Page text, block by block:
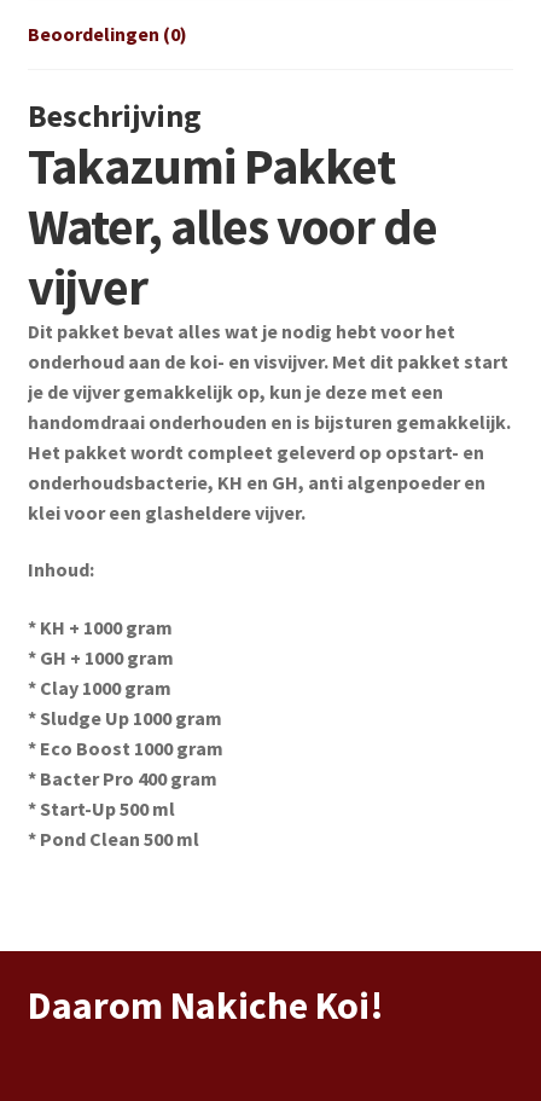
Beoordelingen (0)
Beschrijving
Takazumi Pakket
Water, alles voor de
vijver
Dit pakket bevat alles wat je nodig hebt voor het
onderhoud aan de koi- en visvijver. Met dit pakket start
je de vijver gemakkelijk op, kun je deze met een
handomdraai onderhouden en is bijsturen gemakkelijk.
Het pakket wordt compleet geleverd op opstart- en
onderhoudsbacterie, KH en GH, anti algenpoeder en
klei voor een glasheldere vijver.
Inhoud:
* KH + 1000 gram
* GH + 1000 gram
* Clay 1000 gram
* Sludge Up 1000 gram
* Eco Boost 1000 gram
* Bacter Pro 400 gram
* Start-Up 500 ml
* Pond Clean 500 ml
Daarom Nakiche Koi!